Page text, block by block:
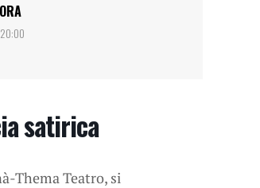
ORA
20:00
satirica
Thema Teatro, si